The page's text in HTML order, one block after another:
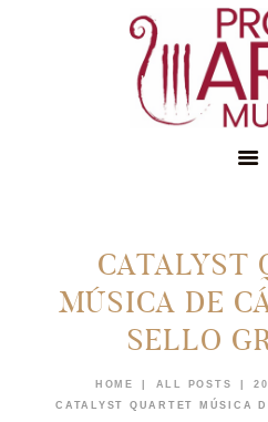
CATALYST
MÚSICA DE
SELLO
HOME ALL POSTS
CATALYST QUARTET MÚSICA
INICIO
CONÓCENOS
EDUCACIÓN